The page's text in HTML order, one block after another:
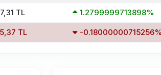
TL 1.2799999713898%
TL -0.18000000715256%